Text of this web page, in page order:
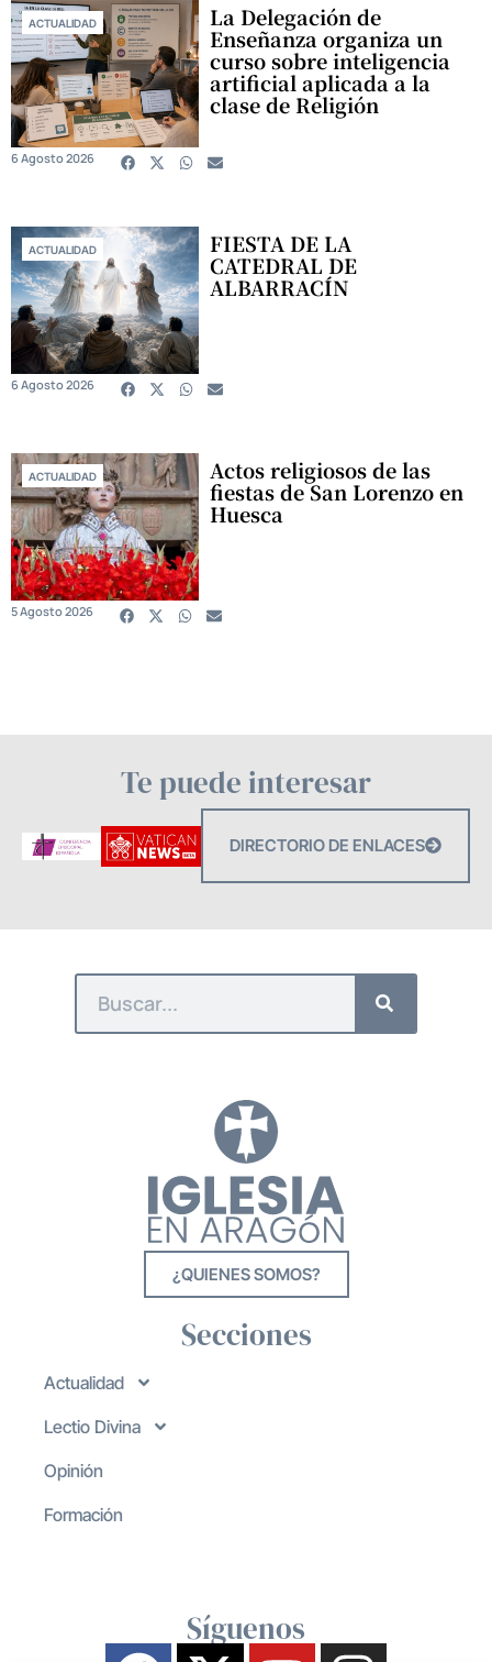
ACTUALIDAD La Delegación de
Enseñanza organiza un
curso sobre inteligencia
artificial aplicada a la
clase de Religión
6 Agosto 2026
ACTUALIDAD FIESTA DE LA
CATEDRAL DE
ALBARRACÍN
6 Agosto 2026
ACTUALIDAD Actos religiosos de las
fiestas de San Lorenzo en
Huesca
5 Agosto 2026
Te puede interesar
DIRECTORIO DE ENLACES
¿QUIENES SOMOS?
Secciones
Actualidad
Lectio Divina
Opinión
Formación
Síguenos